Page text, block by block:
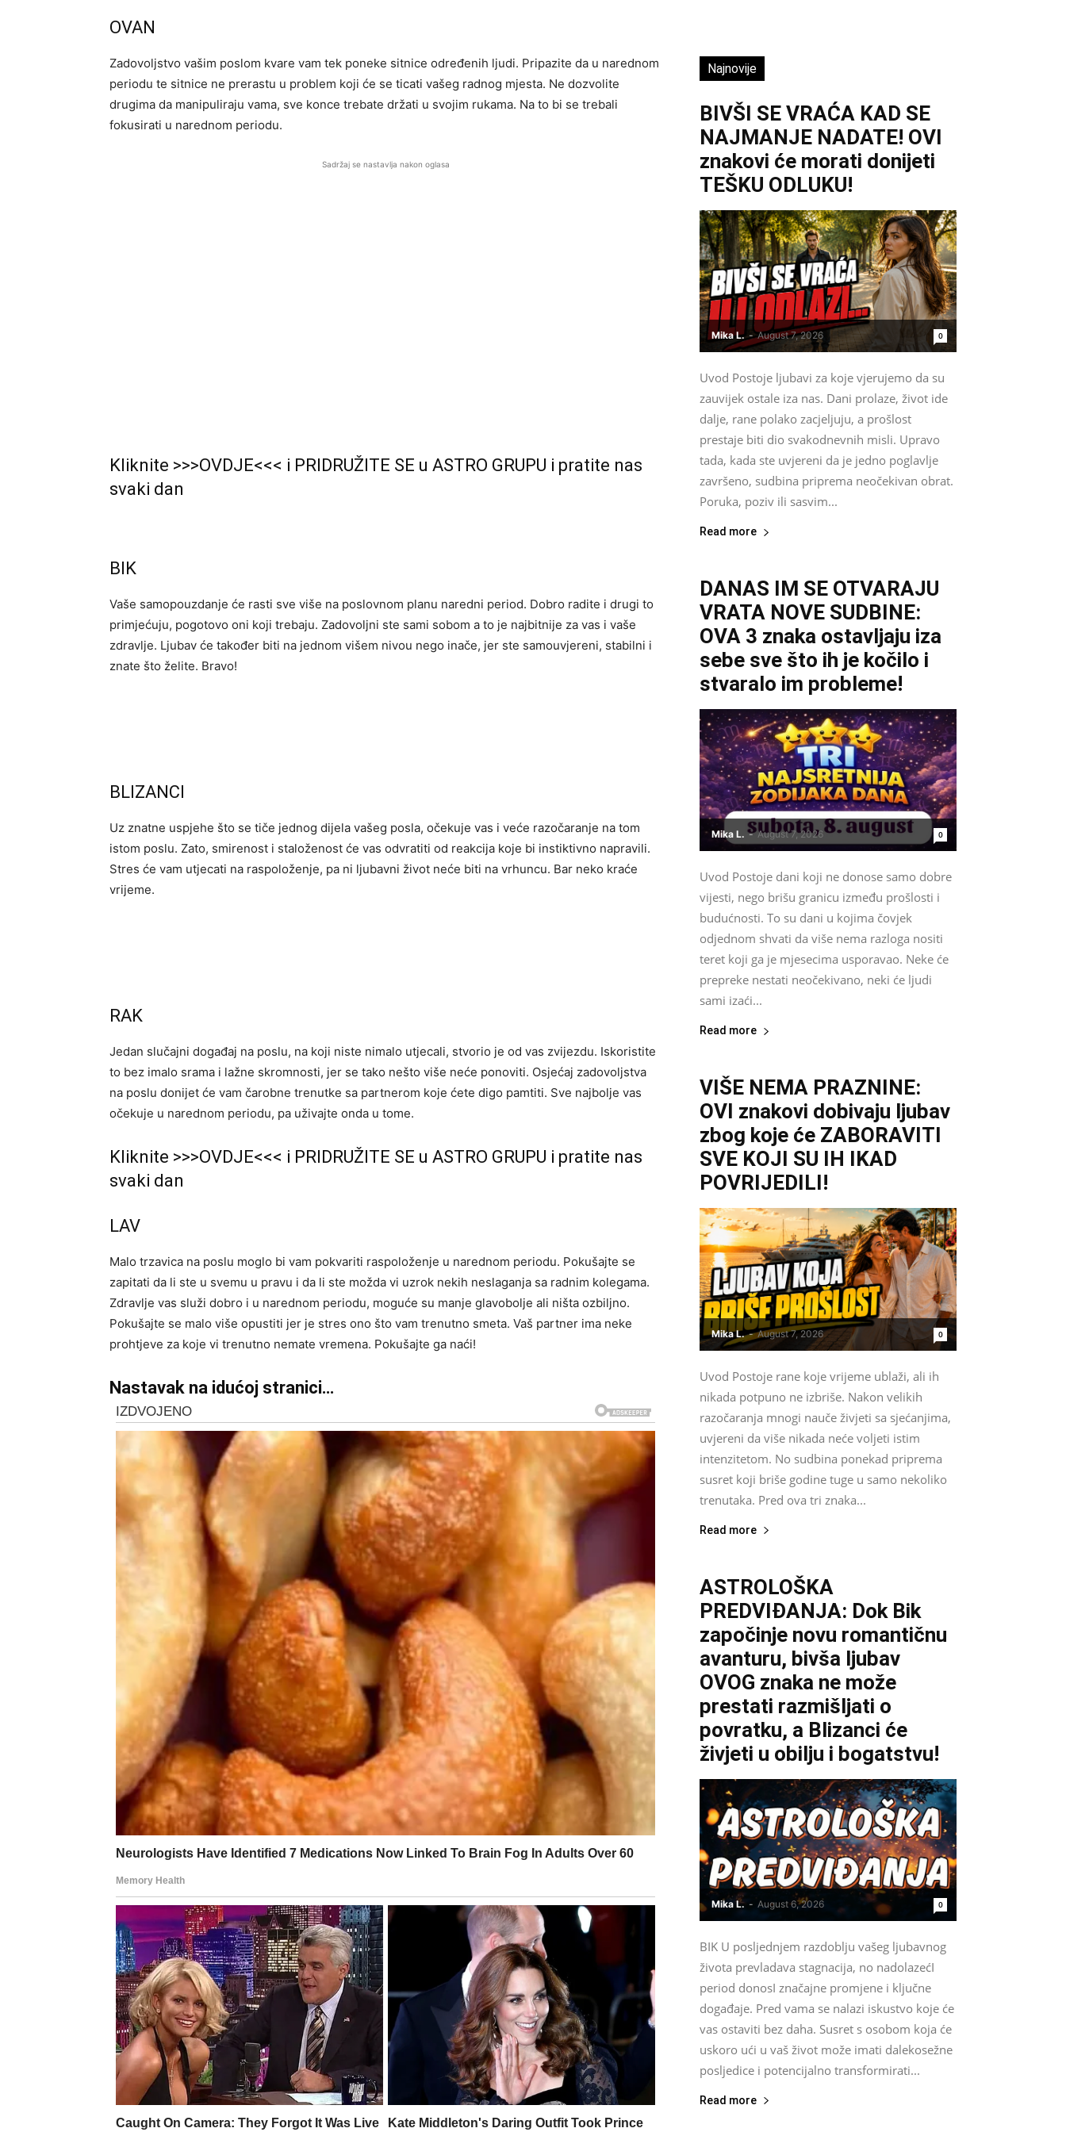
OVAN
Zadovoljstvo vašim poslom kvare vam tek poneke sitnice određenih ljudi. Pripazite da u narednom
periodu te sitnice ne prerastu u problem koji će se ticati vašeg radnog mjesta. Ne dozvolite
drugima da manipuliraju vama, sve konce trebate držati u svojim rukama. Na to bi se trebali
fokusirati u narednom periodu.
Sadržaj se nastavlja nakon oglasa
Kliknite >>>OVDJE<<< i PRIDRUŽITE SE u ASTRO GRUPU i pratite nas
svaki dan
BIK
Vaše samopouzdanje će rasti sve više na poslovnom planu naredni period. Dobro radite i drugi to
primjećuju, pogotovo oni koji trebaju. Zadovoljni ste sami sobom a to je najbitnije za vas i vaše
zdravlje. Ljubav će također biti na jednom višem nivou nego inače, jer ste samouvjereni, stabilni i
znate što želite. Bravo!
BLIZANCI
Uz znatne uspjehe što se tiče jednog dijela vašeg posla, očekuje vas i veće razočaranje na tom
istom poslu. Zato, smirenost i staloženost će vas odvratiti od reakcija koje bi instiktivno napravili.
Stres će vam utjecati na raspoloženje, pa ni ljubavni život neće biti na vrhuncu. Bar neko kraće
vrijeme.
RAK
Jedan slučajni događaj na poslu, na koji niste nimalo utjecali, stvorio je od vas zvijezdu. Iskoristite
to bez imalo srama i lažne skromnosti, jer se tako nešto više neće ponoviti. Osjećaj zadovoljstva
na poslu donijet će vam čarobne trenutke sa partnerom koje ćete digo pamtiti. Sve najbolje vas
očekuje u narednom periodu, pa uživajte onda u tome.
Kliknite >>>OVDJE<<< i PRIDRUŽITE SE u ASTRO GRUPU i pratite nas
svaki dan
LAV
Malo trzavica na poslu moglo bi vam pokvariti raspoloženje u narednom periodu. Pokušajte se
zapitati da li ste u svemu u pravu i da li ste možda vi uzrok nekih neslaganja sa radnim kolegama.
Zdravlje vas služi dobro i u narednom periodu, moguće su manje glavobolje ali ništa ozbiljno.
Pokušajte se malo više opustiti jer je stres ono što vam trenutno smeta. Vaš partner ima neke
prohtjeve za koje vi trenutno nemate vremena. Pokušajte ga naći!
Nastavak na idućoj stranici…
Najnovije
BIVŠI SE VRAĆA KAD SE
NAJMANJE NADATE! OVI
znakovi će morati donijeti
TEŠKU ODLUKU!
Mika L. - August 7, 2026 0
Uvod Postoje ljubavi za koje vjerujemo da su
zauvijek ostale iza nas. Dani prolaze, život ide
dalje, rane polako zacjeljuju, a prošlost
prestaje biti dio svakodnevnih misli. Upravo
tada, kada ste uvjereni da je jedno poglavlje
završeno, sudbina priprema neočekivan obrat.
Poruka, poziv ili sasvim...
Read more
DANAS IM SE OTVARAJU
VRATA NOVE SUDBINE:
OVA 3 znaka ostavljaju iza
sebe sve što ih je kočilo i
stvaralo im probleme!
Mika L. - August 7, 2026 0
Uvod Postoje dani koji ne donose samo dobre
vijesti, nego brišu granicu između prošlosti i
budućnosti. To su dani u kojima čovjek
odjednom shvati da više nema razloga nositi
teret koji ga je mjesecima usporavao. Neke će
prepreke nestati neočekivano, neki će ljudi
sami izaći...
Read more
VIŠE NEMA PRAZNINE:
OVI znakovi dobivaju ljubav
zbog koje će ZABORAVITI
SVE KOJI SU IH IKAD
POVRIJEDILI!
Mika L. - August 7, 2026 0
Uvod Postoje rane koje vrijeme ublaži, ali ih
nikada potpuno ne izbriše. Nakon velikih
razočaranja mnogi nauče živjeti sa sjećanjima,
uvjereni da više nikada neće voljeti istim
intenzitetom. No sudbina ponekad priprema
susret koji briše godine tuge u samo nekoliko
trenutaka. Pred ova tri znaka...
Read more
ASTROLOŠKA
PREDVIĐANJA: Dok Bik
započinje novu romantičnu
avanturu, bivša ljubav
OVOG znaka ne može
prestati razmišljati o
povratku, a Blizanci će
živjeti u obilju i bogatstvu!
Mika L. - August 6, 2026 0
BIK U posljednjem razdoblju vašeg ljubavnog
života prevladava stagnacija, no nadolazećI
period donosI značajne promjene i ključne
događaje. Pred vama se nalazi iskustvo koje će
vas ostaviti bez daha. Susret s osobom koja će
uskoro ući u vaš život može imati dalekosežne
posljedice i potencijalno transformirati...
Read more